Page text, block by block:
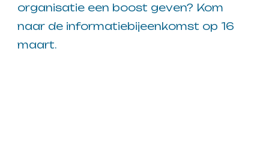
organisatie een boost geven? Kom
naar de informatiebijeenkomst op 16
maart.